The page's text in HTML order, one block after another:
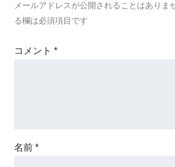
メールアドレスが公開されることはありま
る欄は必須項目です
コメント *
名前 *